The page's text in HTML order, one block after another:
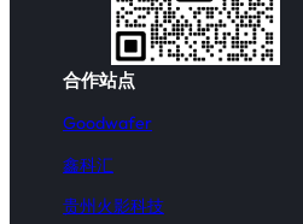
合作站点
Goodwafer
鑫科汇
贵州火影科技